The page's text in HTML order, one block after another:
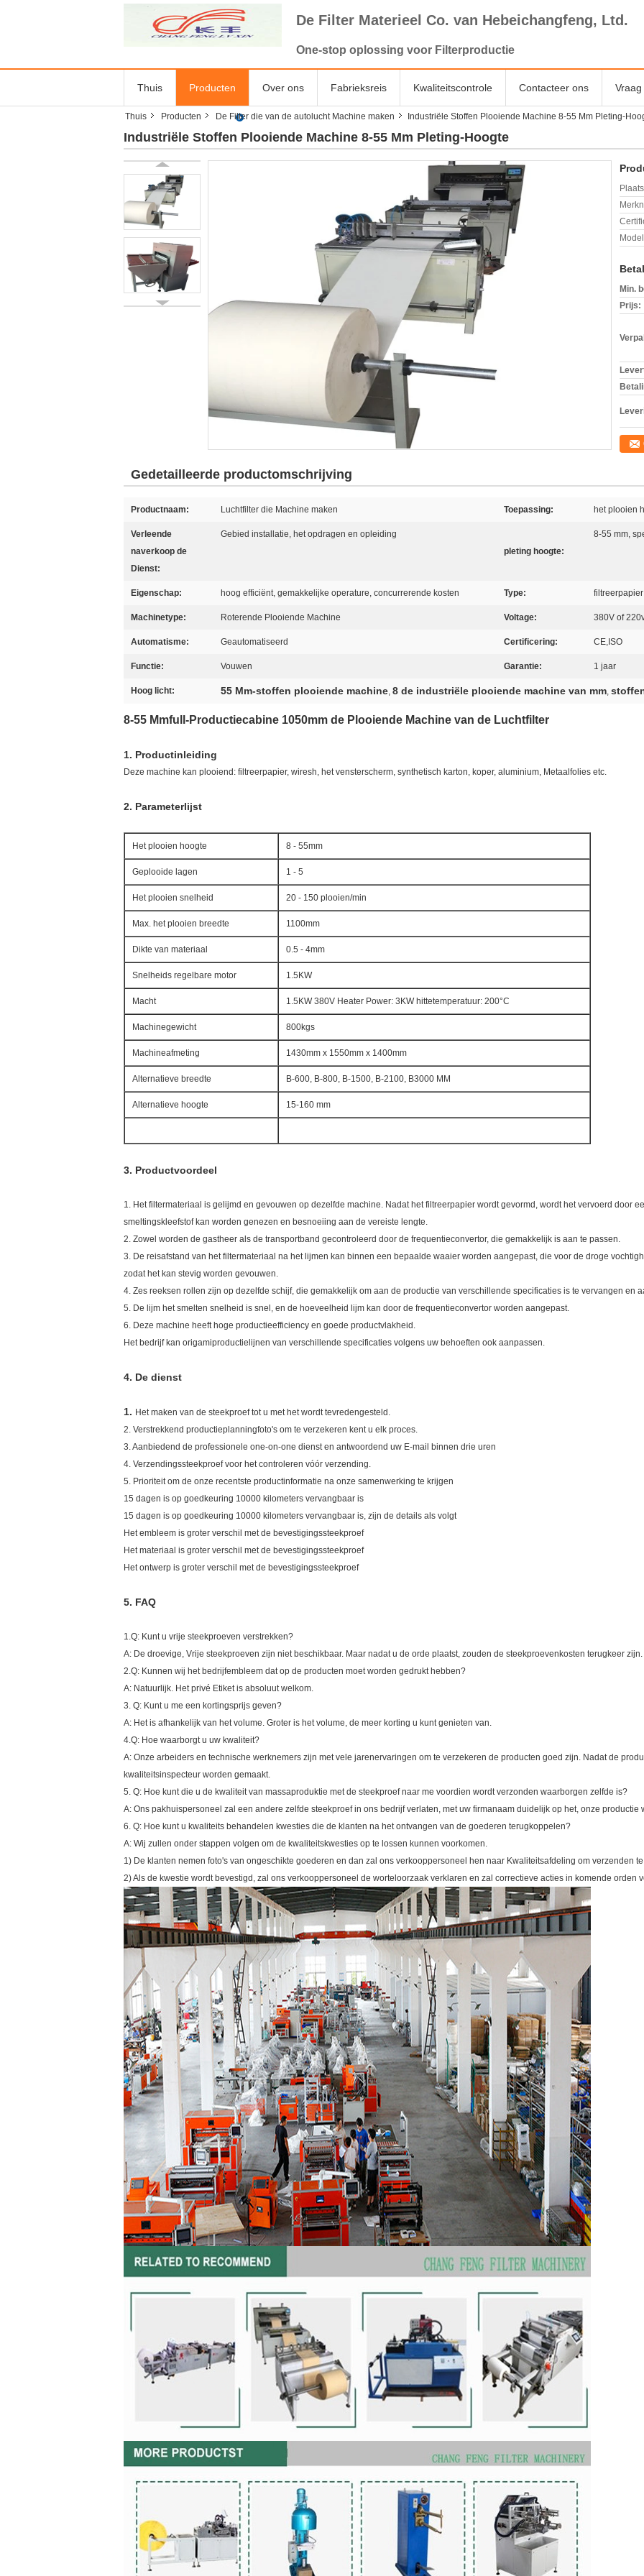
De Filter Materieel Co. van Hebeichangfeng, Ltd.
One-stop oplossing voor Filterproductie
Thuis Producten Over ons Fabrieksreis Kwaliteitscontrole Contacteer ons
Thuis Producten De Filter die van de autolucht Machine maken Industriële Stoffen Plooiende Machine 8-55 Mm Pleting-
Industriële Stoffen Plooiende Machine 8-55 Mm Pleting-Hoogte
Min.
Prijs:
Gedetailleerde productomschrijving
Productnaam: Luchtfilter die Machine maken Toepassing: het plooien
Verleende
naverkoop de
Dienst:
Gebied installatie, het opdragen en opleiding
pleting hoogte:
8-55 mm,
Eigenschap: hoog efficiënt, gemakkelijke operature, concurrerende kosten Type:
Machinetype: Roterende Plooiende Machine Voltage: 380V of
Automatisme: Geautomatiseerd Certificering: CE,ISO
Functie: Vouwen Garantie: 1 jaar
Hoog licht: 55 Mm-stoffen plooiende machine, 8 de industriële plooiende machine van mm,
8-55 Mmfull-Productiecabine 1050mm de Plooiende Machine van de Luchtfilter
1. Productinleiding
Deze machine kan plooiend: filtreerpapier, wiresh, het vensterscherm, synthetisch karton, koper, aluminium, Metaalfolies etc.
2. Parameterlijst
Het plooien hoogte 8 - 55mm
Geplooide lagen 1 - 5
Het plooien snelheid 20 - 150 plooien/min
Max. het plooien breedte 1100mm
Dikte van materiaal 0.5 - 4mm
Snelheids regelbare motor 1.5KW
Macht 1.5KW 380V Heater Power: 3KW hittetemperatuur: 200°C
Machinegewicht 800kgs
Machineafmeting 1430mm x 1550mm x 1400mm
Alternatieve breedte B-600, B-800, B-1500, B-2100, B3000 MM
Alternatieve hoogte 15-160 mm
3. Productvoordeel
1. Het filtermateriaal is gelijmd en gevouwen op dezelfde machine. Nadat het filtreerpapier wordt gevormd, wordt het vervoerd door
smeltingskleefstof kan worden genezen en besnoeiing aan de vereiste lengte.
2. Zowel worden de gastheer als de transportband gecontroleerd door de frequentieconvertor, die gemakkelijk is aan te passen.
3. De reisafstand van het filtermateriaal na het lijmen kan binnen een bepaalde waaier worden aangepast, die voor de droge
zodat het kan stevig worden gevouwen.
4. Zes reeksen rollen zijn op dezelfde schijf, die gemakkelijk om aan de productie van verschillende specificaties is te vervangen en
5. De lijm het smelten snelheid is snel, en de hoeveelheid lijm kan door de frequentieconvertor worden aangepast.
6. Deze machine heeft hoge productieefficiency en goede productvlakheid.
Het bedrijf kan origamiproductielijnen van verschillende specificaties volgens uw behoeften ook aanpassen.
4. De dienst
1. Het maken van de steekproef tot u met het wordt tevredengesteld.
2. Verstrekkend productieplanningfoto's om te verzekeren kent u elk proces.
3. Aanbiedend de professionele one-on-one dienst en antwoordend uw E-mail binnen drie uren
4. Verzendingssteekproef voor het controleren vóór verzending.
5. Prioriteit om de onze recentste productinformatie na onze samenwerking te krijgen
15 dagen is op goedkeuring 10000 kilometers vervangbaar is
15 dagen is op goedkeuring 10000 kilometers vervangbaar is, zijn de details als volgt
Het embleem is groter verschil met de bevestigingssteekproef
Het materiaal is groter verschil met de bevestigingssteekproef
Het ontwerp is groter verschil met de bevestigingssteekproef
5. FAQ
1.Q: Kunt u vrije steekproeven verstrekken?
A: De droevige, Vrije steekproeven zijn niet beschikbaar. Maar nadat u de orde plaatst, zouden de steekproevenkosten terugkeer
2.Q: Kunnen wij het bedrijfembleem dat op de producten moet worden gedrukt hebben?
A: Natuurlijk. Het privé Etiket is absoluut welkom.
3. Q: Kunt u me een kortingsprijs geven?
A: Het is afhankelijk van het volume. Groter is het volume, de meer korting u kunt genieten van.
4.Q: Hoe waarborgt u uw kwaliteit?
A: Onze arbeiders en technische werknemers zijn met vele jarenervaringen om te verzekeren de producten goed zijn. Nadat de
kwaliteitsinspecteur worden gemaakt.
5. Q: Hoe kunt die u de kwaliteit van massaproduktie met de steekproef naar me voordien wordt verzonden waarborgen zelfde is?
A: Ons pakhuispersoneel zal een andere zelfde steekproef in ons bedrijf verlaten, met uw firmanaam duidelijk op het, onze
6. Q: Hoe kunt u kwaliteits behandelen kwesties die de klanten na het ontvangen van de goederen terugkoppelen?
A: Wij zullen onder stappen volgen om de kwaliteitskwesties op te lossen kunnen voorkomen.
1) De klanten nemen foto's van ongeschikte goederen en dan zal ons verkooppersoneel hen naar Kwaliteitsafdeling om verzenden
2) Als de kwestie wordt bevestigd, zal ons verkooppersoneel de worteloorzaak verklaren en zal correctieve acties in komende orden